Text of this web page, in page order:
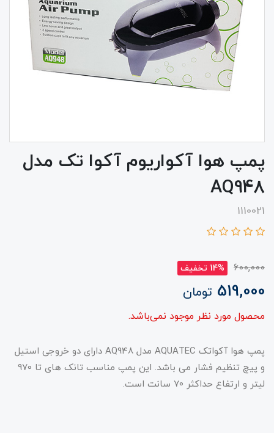
پمپ هوا آکواریوم آکوا تک مدل
AQ948
1110021
600,000 14% تخفیف
519,000 تومان
محصول مورد نظر موجود نمی‌باشد.
پمپ هوا آکواتک AQUATEC مدل AQ948 دارای دو خروجی استیل
و پیچ تنظیم فشار می باشد. این پمپ مناسب تانک های تا 970
لیتر و ارتفاع حداکثر 70 سانت است.